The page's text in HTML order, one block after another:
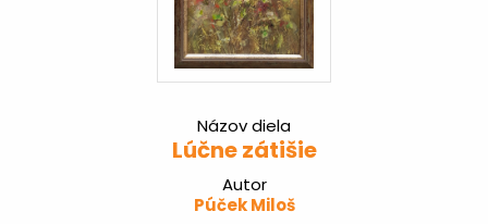
Názov diela
Lúčne zátišie
Autor
Púček Miloš